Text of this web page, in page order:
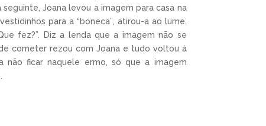
Joana levou a imagem para casa na
para a “boneca”, atirou-a ao lume.
fez?”. Diz a lenda que a imagem não se
cometer rezou com Joana e tudo voltou à
não ficar naquele ermo, só que a imagem